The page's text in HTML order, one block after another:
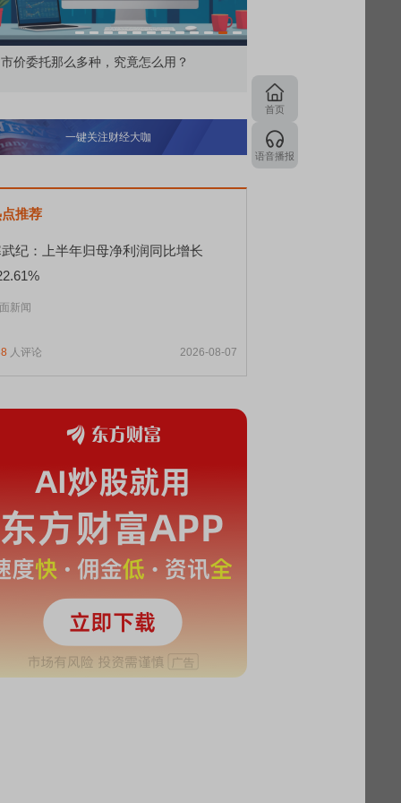
委托那么多种，究竟怎么用？
一键关注财经大咖
推荐
纪：上半年归母净利润同比增长
新闻
人评论 2026-08-07
首页
语音播报